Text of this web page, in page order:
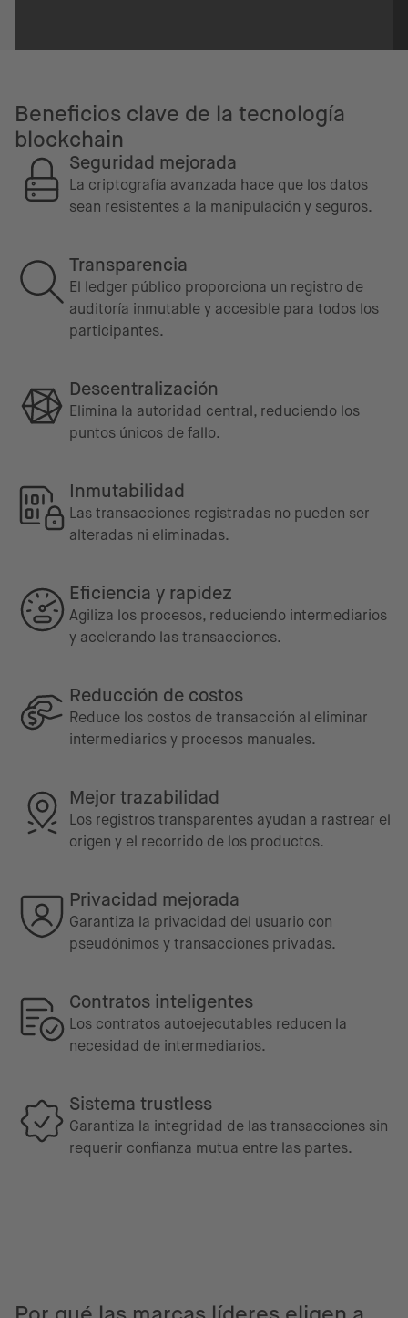
Beneficios clave de la tecnología
blockchain
Seguridad mejorada
La criptografía avanzada hace que los datos
sean resistentes a la manipulación y seguros.
Transparencia
El ledger público proporciona un registro de
auditoría inmutable y accesible para todos los
participantes.
Descentralización
Elimina la autoridad central, reduciendo los
puntos únicos de fallo.
Inmutabilidad
Las transacciones registradas no pueden ser
alteradas ni eliminadas.
Eficiencia y rapidez
Agiliza los procesos, reduciendo intermediarios
y acelerando las transacciones.
Reducción de costos
Reduce los costos de transacción al eliminar
intermediarios y procesos manuales.
Mejor trazabilidad
Los registros transparentes ayudan a rastrear el
origen y el recorrido de los productos.
Privacidad mejorada
Garantiza la privacidad del usuario con
pseudónimos y transacciones privadas.
Contratos inteligentes
Los contratos autoejecutables reducen la
necesidad de intermediarios.
Sistema trustless
Garantiza la integridad de las transacciones sin
requerir confianza mutua entre las partes.